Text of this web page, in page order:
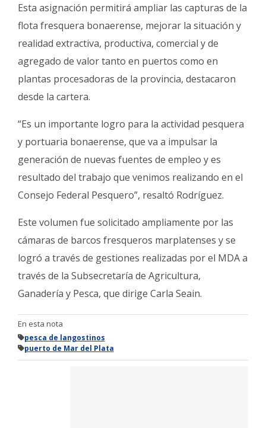
Esta asignación permitirá ampliar las capturas de la
flota fresquera bonaerense, mejorar la situación y
realidad extractiva, productiva, comercial y de
agregado de valor tanto en puertos como en
plantas procesadoras de la provincia, destacaron
desde la cartera.
“Es un importante logro para la actividad pesquera
y portuaria bonaerense, que va a impulsar la
generación de nuevas fuentes de empleo y es
resultado del trabajo que venimos realizando en el
Consejo Federal Pesquero”, resaltó Rodríguez.
Este volumen fue solicitado ampliamente por las
cámaras de barcos fresqueros marplatenses y se
logró a través de gestiones realizadas por el MDA a
través de la Subsecretaría de Agricultura,
Ganadería y Pesca, que dirige Carla Seain.
En esta nota
pesca de langostinos
puerto de Mar del Plata